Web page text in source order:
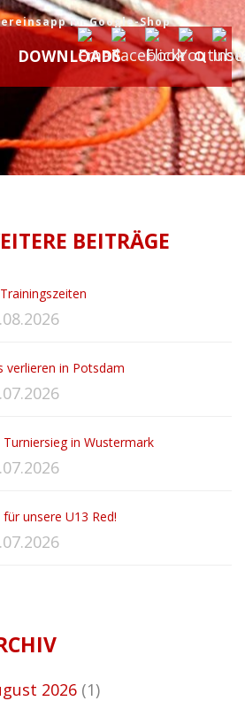
DOWNLOADS
BEITRÄGE
verlieren in Potsdam
Turniersieg in Wustermark
für unsere U13 Red!
2026 (1)